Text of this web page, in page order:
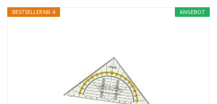
ANGEBOT
BESTSELLER NR. 4